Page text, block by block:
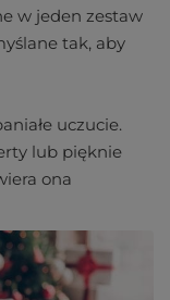
w jeden zestaw
tak, aby
uczucie.
lub pięknie
ona